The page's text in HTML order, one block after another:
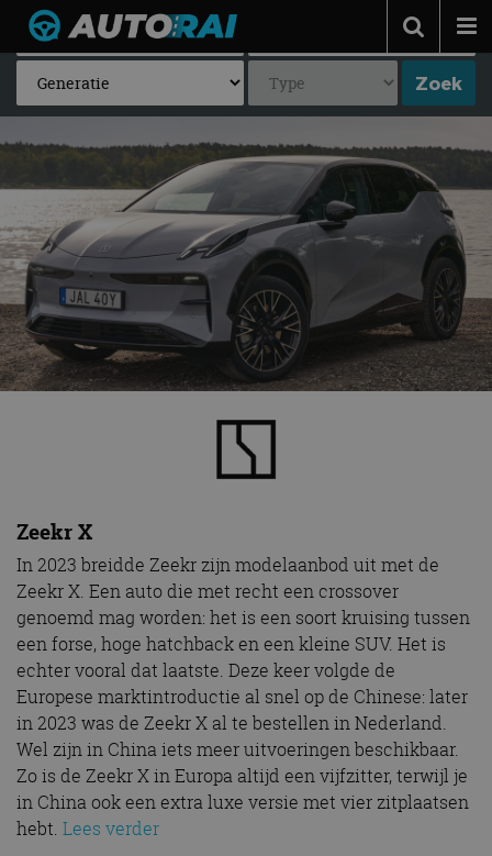
Autonieuws
Podcast
Autotests
Automerken
Adverteren
Contact
MotorRAI.nl
Zeekr X
In 2023 breidde Zeekr zijn modelaanbod uit met de
Zeekr X. Een auto die met recht een crossover
genoemd mag worden: het is een soort kruising tussen
een forse, hoge hatchback en een kleine SUV. Het is
echter vooral dat laatste. Deze keer volgde de
Europese marktintroductie al snel op de Chinese: later
in 2023 was de Zeekr X al te bestellen in Nederland.
Wel zijn in China iets meer uitvoeringen beschikbaar.
Zo is de Zeekr X in Europa altijd een vijfzitter, terwijl je
in China ook een extra luxe versie met vier zitplaatsen
hebt. Lees verder